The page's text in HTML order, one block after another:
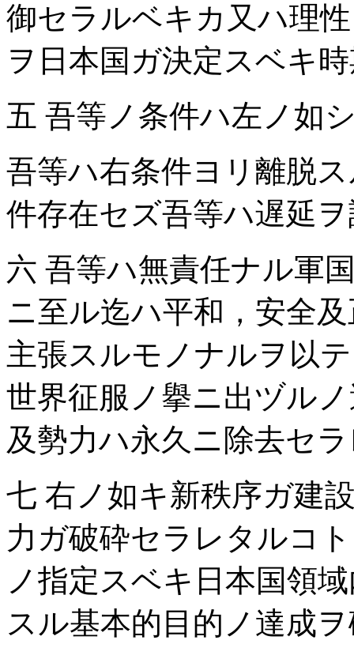
御セラルベキカ又ハ理
ヲ日本国ガ決定スベキ
五 吾等ノ条件ハ左ノ如
吾等ハ右条件ヨリ離脱
件存在セズ吾等ハ遅延
六 吾等ハ無責任ナル軍
ニ至ル迄ハ平和，安全
主張スルモノナルヲ以
世界征服ノ擧ニ出ヅル
及勢力ハ永久ニ除去セ
七 右ノ如キ新秩序ガ建
力ガ破砕セラレタルコ
ノ指定スベキ日本国領
スル基本的目的ノ達成